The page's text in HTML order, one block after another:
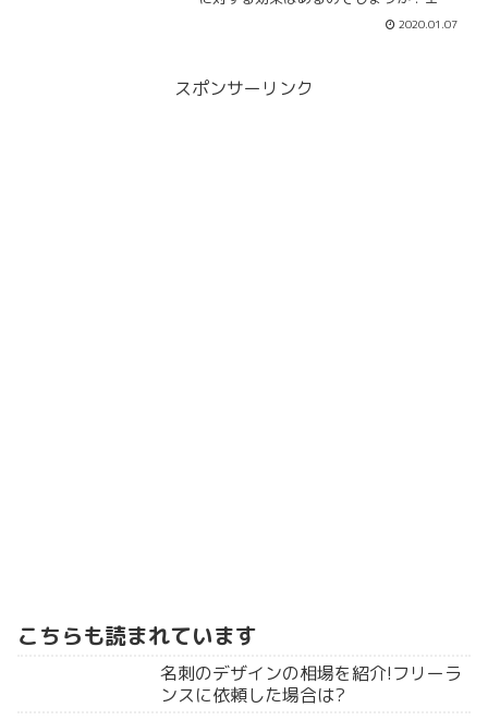
ジェルナンバー2222の片思いの恋愛や復
縁だけではなく金運やツインソウルにつ
2020.01.07
スポンサーリンク
こちらも読まれています
名刺のデザインの相場を紹介!フリーラ
ンスに依頼した場合は?